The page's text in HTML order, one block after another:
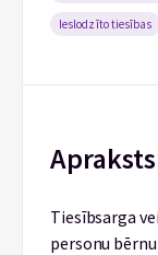
Ieslodzīto tiesības
Apraksts
Tiesībsarga
personu